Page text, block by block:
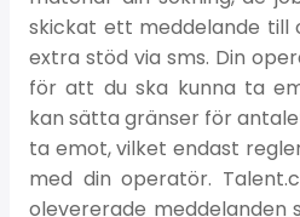
skickat ett meddelande till
extra stöd via sms. Din
för att du ska kunna ta
kan sätta gränser för
ta emot, vilket endast
med din operatör.
olevererade meddelanden